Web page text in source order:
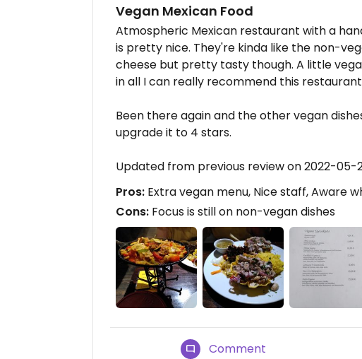
Vegan Mexican Food
Atmospheric Mexican restaurant with a
is pretty nice. They're kinda like the non-
cheese but pretty tasty though. A little
in all I can really recommend this
Been there again and the other vegan
upgrade it to 4 stars.
Updated from previous review on 2022-05-
Pros: Extra vegan menu, Nice staff, Aware
Cons: Focus is still on non-vegan dishes
Comment